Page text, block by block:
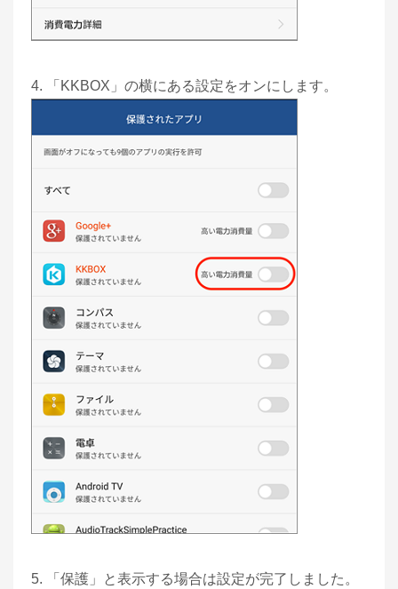
4. 「KKBOX」の横にある設定をオンにします。
5. 「保護」と表示する場合は設定が完了しました。